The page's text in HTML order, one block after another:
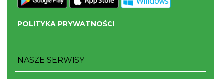
POLITYKA PRYWATNOŚCI
NASZE SERWISY